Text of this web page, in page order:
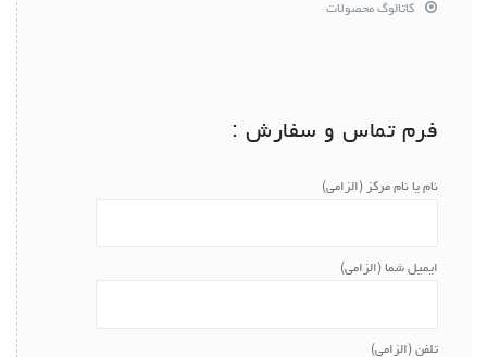
کاتالوگ محصولات
فرم تماس و سفارش :
نام یا نام مرکز (الزامی)
ایمیل شما (الزامی)
تلفن (الزامی)